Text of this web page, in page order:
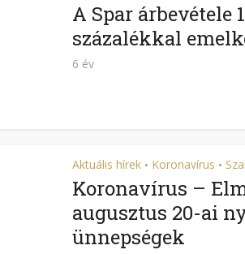
A Spar árbevétele
százalékkal
6 év
Aktuális hírek • Koronavírus •
Koronavírus –
augusztus 20-ai
ünnepségek